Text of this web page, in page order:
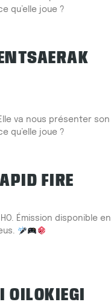
qu’elle joue ?
va nous présenter son
qu’elle joue ?
FIRE
Émission disponible en